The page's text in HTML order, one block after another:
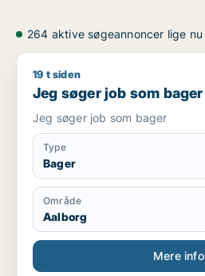
264 aktive søgeannoncer lige nu
Jeg søger job som bager
19 t siden
Jeg søger job som bager
Jeg søger job som bager
Type
Bager
Område
Aalborg
Mere info